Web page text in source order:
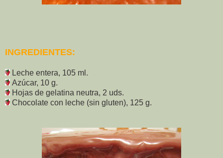
INGREDIENTES:
Leche entera, 105 ml.
Azúcar, 10 g.
Hojas de gelatina neutra, 2 uds.
Chocolate con leche (sin gluten), 125 g.